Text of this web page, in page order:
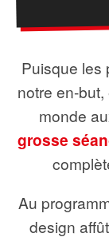
Puisque les
notre en-
monde
grosse
Au
design